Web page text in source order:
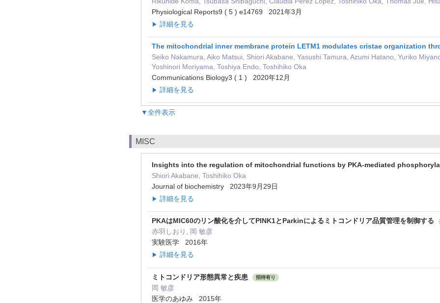
Physiological Reports9 ( 5 ) e14769 2021年3月
▶ 詳細を見る
The mitochondrial inner membrane protein LETM1 modulates cristae organization
Seiko Nakamura, Aiko Matsui, Shiori Akabane, Yasushi Tamura, Azumi Hatano, Yuriko
Yoshinori Moriyama, Toshiya Endo, Toshihiko Oka
Communications Biology3 ( 1 ) 2020年12月
▶ 詳細を見る
▼全件表示
MISC
Insights into the regulation of mitochondrial functions by PKA-mediated
Shiori Akabane, Toshihiko Oka
Journal of biochemistry 2023年9月29日
▶ 詳細を見る
PKAはMIC60のリン酸化を介してPINK1とParkinによるミトコンドリア品質管理を制御する
赤羽しおり, 岡 敏彦
実験医学 2016年
▶ 詳細を見る
ミトコンドリア形態異常と疾患 招待有り
岡 敏彦
医学のあゆみ 2015年